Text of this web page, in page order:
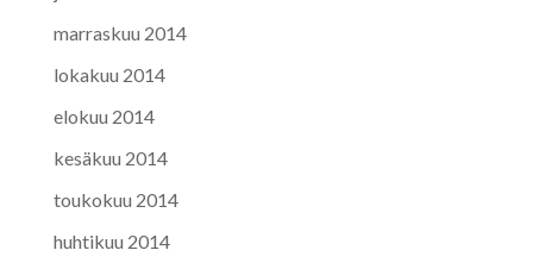
marraskuu 2014
lokakuu 2014
elokuu 2014
kesäkuu 2014
toukokuu 2014
huhtikuu 2014